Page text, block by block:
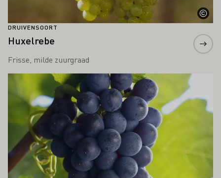
DRUIVENSOORT
Huxelrebe
Frisse, milde zuurgraad
Meer informatie